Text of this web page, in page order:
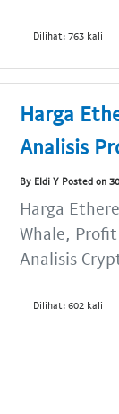
Dilihat: 763 kali
Harga
Analisis
By Eldi Y Posted on
Harga
Whale,
Analisis
Dilihat: 602 kali